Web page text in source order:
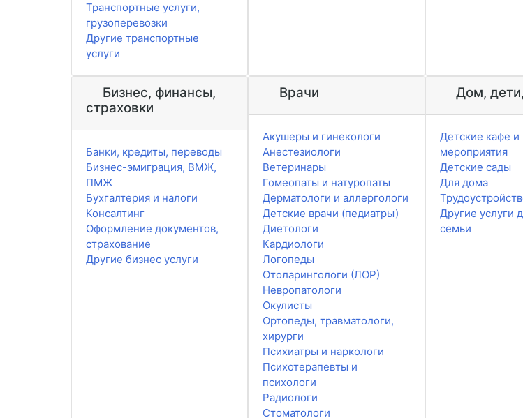
Транспортные услуги,
грузоперевозки
Другие транспортные
услуги
Бизнес, финансы,
страховки
Банки, кредиты, переводы
Бизнес-эмиграция, ВМЖ,
ПМЖ
Бухгалтерия и налоги
Консалтинг
Оформление документов,
страхование
Другие бизнес услуги
Врачи
Акушеры и гинекологи
Анестезиологи
Ветеринары
Гомеопаты и натуропаты
Дерматологи и аллергологи
Детские врачи (педиатры)
Диетологи
Кардиологи
Логопеды
Отоларингологи (ЛОР)
Невропатологи
Окулисты
Ортопеды, травматологи,
хирурги
Психиатры и наркологи
Психотерапевты и
психологи
Радиологи
Стоматологи
Дом,
Детские кафе и
мероприятия
Детские сады
Для дома
Другие услуги
семьи